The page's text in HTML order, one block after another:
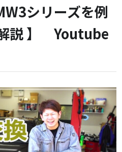
シリーズを例
説 】 Youtube